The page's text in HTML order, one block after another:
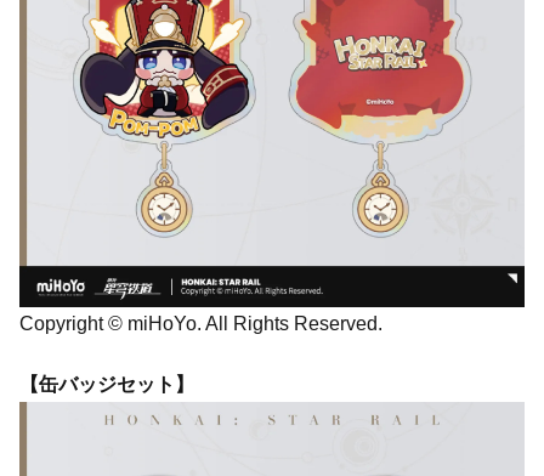
Copyright © miHoYo. All Rights Reserved.
【缶バッジセット】